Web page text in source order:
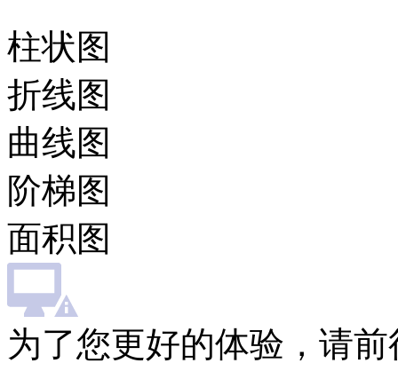
柱状图
折线图
曲线图
阶梯图
面积图
为了您更好的体验，请